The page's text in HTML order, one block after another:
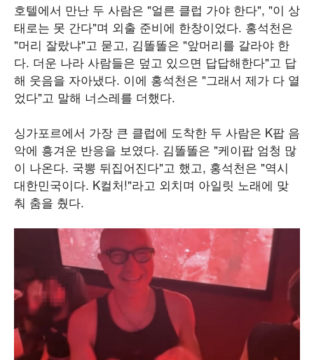
호텔에서 만난 두 사람은 "얼른 클럽 가야 한다", "이 상
태로는 못 간다"며 외출 준비에 한창이었다. 홍석천은
"머리 잘랐냐"고 묻고, 김똘똘은 "앞머리를 갈라야 한
다. 더운 나라 사람들은 덮고 있으면 답답해한다"고 답
해 웃음을 자아냈다. 이에 홍석천은 "그래서 제가 다 열
었다"고 말해 너스레를 더했다.
싱가포르에서 가장 큰 클럽에 도착한 두 사람은 K팝 음
악에 흥겨운 반응을 보였다. 김똘똘은 "케이팝 엄청 많
이 나온다. 국뽕 뒤집어진다"고 했고, 홍석천은 "역시
대한민국이다. K컬처!"라고 외치며 아일릿 노래에 맞
춰 춤을 췄다.